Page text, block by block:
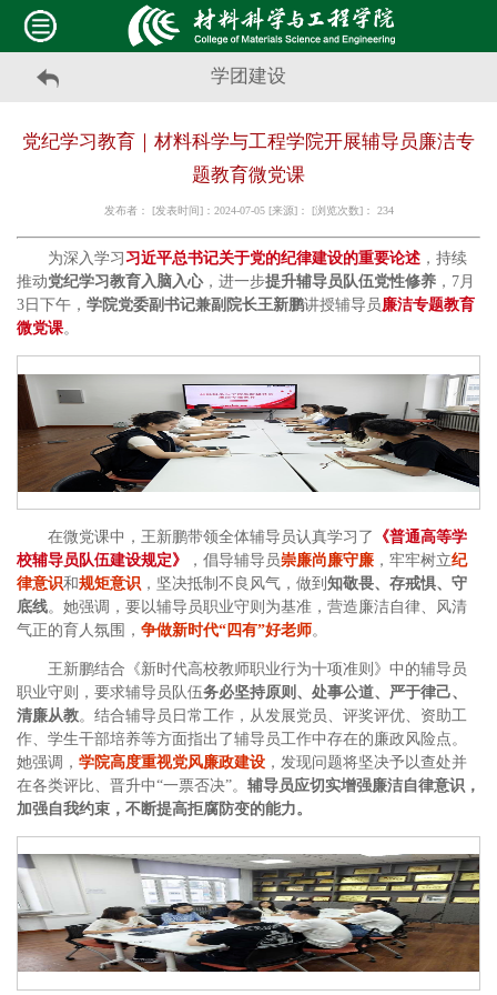
学团建设
党纪学习教育｜材料科学与工程学院开展辅导员廉洁专
题教育微党课
发布者： [发表时间]：2024-07-05 [来源]： [浏览次数]： 234
为深入学习 习近平总书记关于党的纪律建设的重要论述 ，持续
推动党纪学习教育入脑入心，进一步提升辅导员队伍党性修养 ，7月
3日下午， 学院党委副书记兼副院长王新鹏讲授辅导员廉洁专题教育
微党课。
在微党课中，王新鹏带领全体辅导员认真学习了
《普通高等学
校辅导员队伍建设规定》
，倡导辅导员崇廉尚廉守廉 ，牢牢树立纪
律意识和规矩意识 ，坚决抵制不良风气，做到 知敬畏、存戒惧、守
底线。她强调，要以辅导员职业守则为基准，营造廉洁自律、风清
气正的育人氛围， 争做新时代“四有”好老师。
王新鹏结合《新时代高校教师职业行为十项准则》中的辅导员
职业守则，要求辅导员队伍务必坚持原则、处事公道、严于律己、
清廉从教。结合辅导员日常工作，从发展党员、评奖评优、资助工
作、学生干部培养等方面指出了辅导员工作中存在的廉政风险点。
她强调， 学院高度重视党风廉政建设 ，发现问题将坚决予以查处并
在各类评比、晋升中“一票否决”。 辅导员应切实增强廉洁自律意识，
加强自我约束，不断提高拒腐防变的能力。